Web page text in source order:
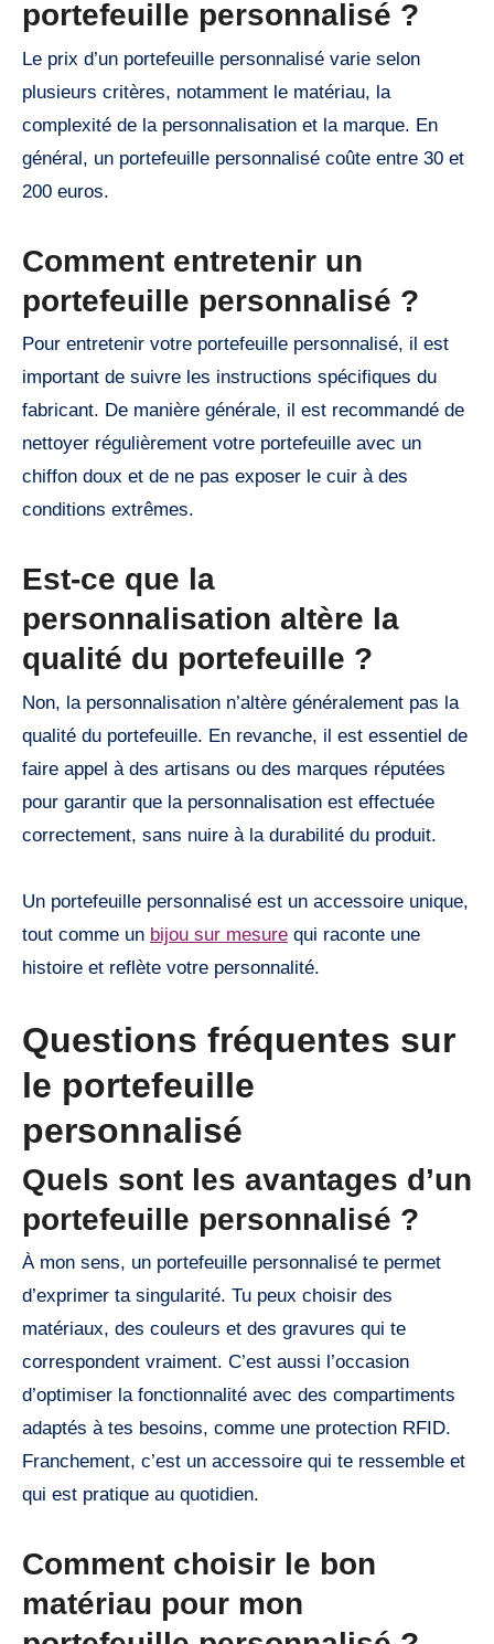
portefeuille personnalisé ?
Le prix d’un portefeuille personnalisé varie selon
plusieurs critères, notamment le matériau, la
complexité de la personnalisation et la marque. En
général, un portefeuille personnalisé coûte entre 30 et
200 euros.
Comment entretenir un
portefeuille personnalisé ?
Pour entretenir votre portefeuille personnalisé, il est
important de suivre les instructions spécifiques du
fabricant. De manière générale, il est recommandé de
nettoyer régulièrement votre portefeuille avec un
chiffon doux et de ne pas exposer le cuir à des
conditions extrêmes.
Est-ce que la
personnalisation altère la
qualité du portefeuille ?
Non, la personnalisation n’altère généralement pas la
qualité du portefeuille. En revanche, il est essentiel de
faire appel à des artisans ou des marques réputées
pour garantir que la personnalisation est effectuée
correctement, sans nuire à la durabilité du produit.
Un portefeuille personnalisé est un accessoire unique,
tout comme un bijou sur mesure qui raconte une
histoire et reflète votre personnalité.
Questions fréquentes sur
le portefeuille
personnalisé
Quels sont les avantages d’un
portefeuille personnalisé ?
À mon sens, un portefeuille personnalisé te permet
d’exprimer ta singularité. Tu peux choisir des
matériaux, des couleurs et des gravures qui te
correspondent vraiment. C’est aussi l’occasion
d’optimiser la fonctionnalité avec des compartiments
adaptés à tes besoins, comme une protection RFID.
Franchement, c’est un accessoire qui te ressemble et
qui est pratique au quotidien.
Comment choisir le bon
matériau pour mon